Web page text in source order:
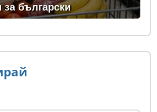
за български